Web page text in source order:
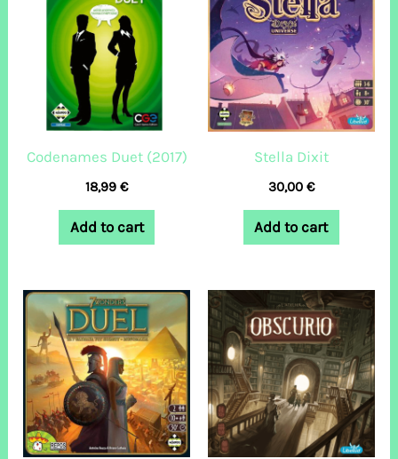
Codenames Duet (2017)
18,99€
Add to cart
Stella Dixit
30,00 €
Add to cart